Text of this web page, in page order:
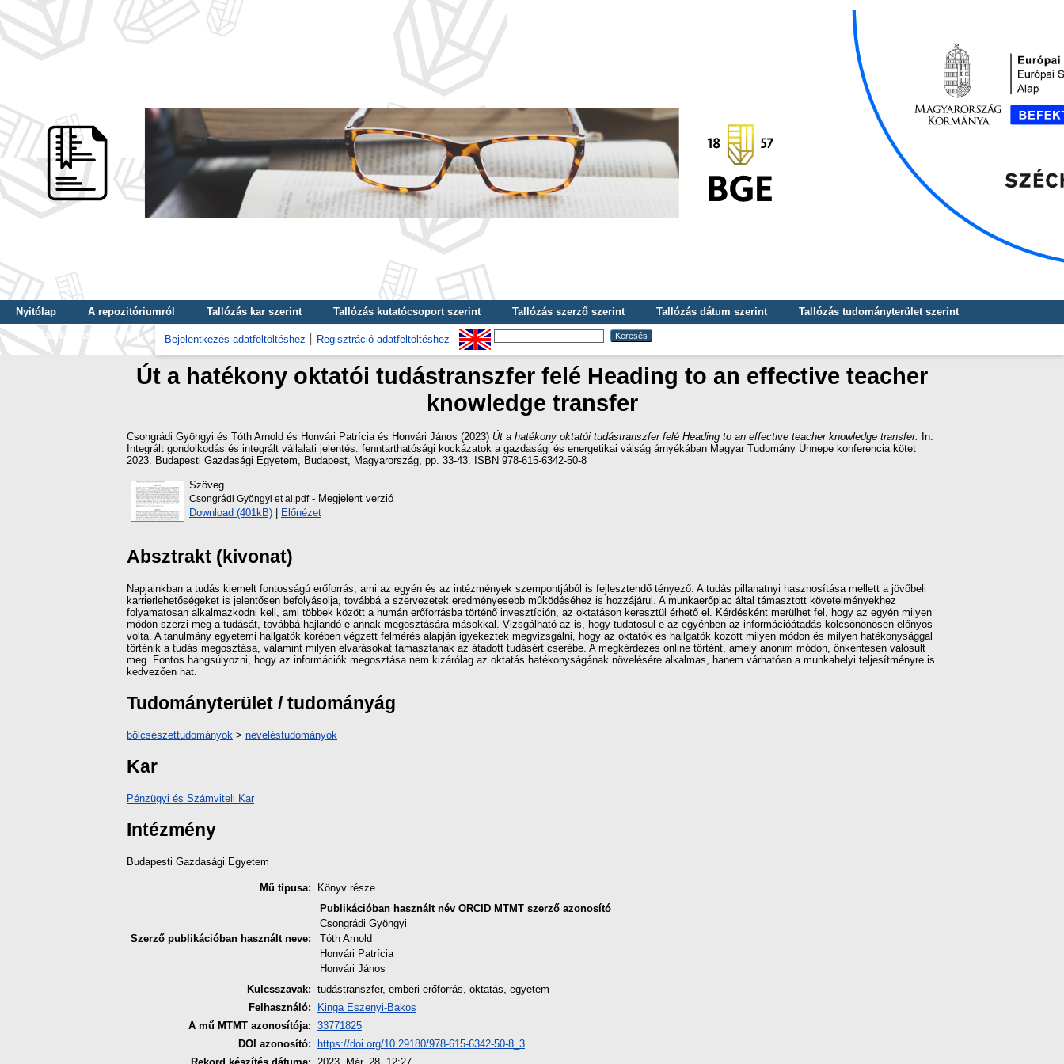
Nyitólap A repozitóriumról Tallózás kar szerint Tallózás kutatócsoport szerint Tallózás szerző szerint Tallózás dátum szerint
Tallózás tudományterület szerint
Tallózás kulcsszó szerint
Bejelentkezés adatfeltöltéshez Regisztráció adatfeltöltéshez
Út a hatékony oktatói tudástranszfer felé Heading to an effective teacher
knowledge transfer
Csongrádi Gyöngyi és Tóth Arnold és Honvári Patrícia és Honvári János (2023) Út a hatékony oktatói tudástranszfer felé Heading to an effective teacher knowledge transfer.
In:
Integrált gondolkodás és integrált vállalati jelentés: fenntarthatósági kockázatok a gazdasági és energetikai válság árnyékában Magyar Tudomány Ünnepe konferencia kötet
2023. Budapesti Gazdasági Egyetem, Budapest, Magyarország, pp. 33-43. ISBN 978-615-6342-50-8
Szöveg
Csongrádi Gyöngyi et al.pdf- Megjelent verzió
Download (401kB) | Előnézet
Absztrakt (kivonat)
Napjainkban a tudás kiemelt fontosságú erőforrás, ami az egyén és az intézmények szempontjából is fejlesztendő tényező. A tudás pillanatnyi hasznosítása mellett a jövőbeli
karrierlehetőségeket is jelentősen befolyásolja, továbbá a szervezetek eredményesebb működéséhez is hozzájárul. A munkaerőpiac által támasztott követelményekhez
folyamatosan alkalmazkodni kell, ami többek között a humán erőforrásba történő invesztíción, az oktatáson keresztül érhető el. Kérdésként merülhet fel, hogy az egyén milyen
módon szerzi meg a tudását, továbbá hajlandó-e annak megosztására másokkal. Vizsgálható az is, hogy tudatosul-e az egyénben az információátadás kölcsönönösen előnyös
volta. A tanulmány egyetemi hallgatók körében végzett felmérés alapján igyekeztek megvizsgálni, hogy az oktatók és hallgatók között milyen módon és milyen hatékonysággal
történik a tudás megosztása, valamint milyen elvárásokat támasztanak az átadott tudásért cserébe. A megkérdezés online történt, amely anonim módon, önkéntesen valósult
meg. Fontos hangsúlyozni, hogy az információk megosztása nem kizárólag az oktatás hatékonyságának növelésére alkalmas, hanem várhatóan a munkahelyi teljesítményre is
kedvezően hat.
Tudományterület / tudományág
bölcsészettudományok > neveléstudományok
Kar
Pénzügyi és Számviteli Kar
Intézmény
Budapesti Gazdasági Egyetem
Mű típusa: Könyv része
Szerző publikációban használt neve:
Publikációban használt név ORCID MTMT szerző azonosító
Csongrádi Gyöngyi
Tóth Arnold
Honvári Patrícia
Honvári János
Kulcsszavak: tudástranszfer, emberi erőforrás, oktatás, egyetem
Felhasználó:
Kinga Eszenyi-Bakos
A mű MTMT azonosítója: 33771825
DOI azonosító:
https://doi.org/10.29180/978-615-6342-50-8_3